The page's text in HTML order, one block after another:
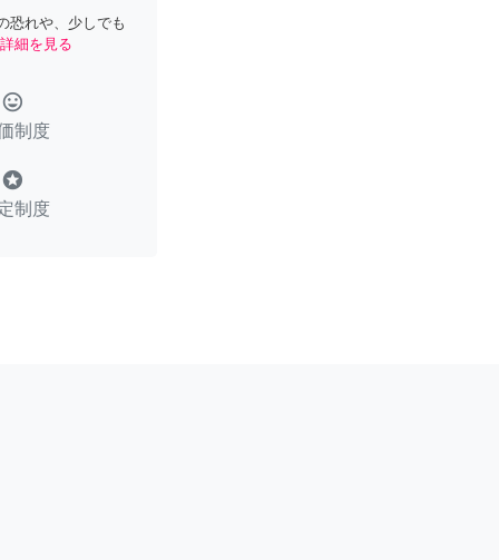
恐れや、少しでも
詳細を見る
tag_faces
制度
stars
制度